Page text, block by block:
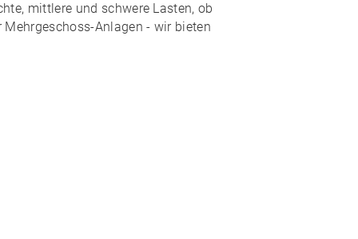
mittlere und schwere Lasten, ob
Anlagen - wir bieten